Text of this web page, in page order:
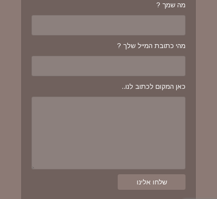
מה שמך ?
מהי כתובת המייל שלך ?
כאן המקום לכתוב לנו..